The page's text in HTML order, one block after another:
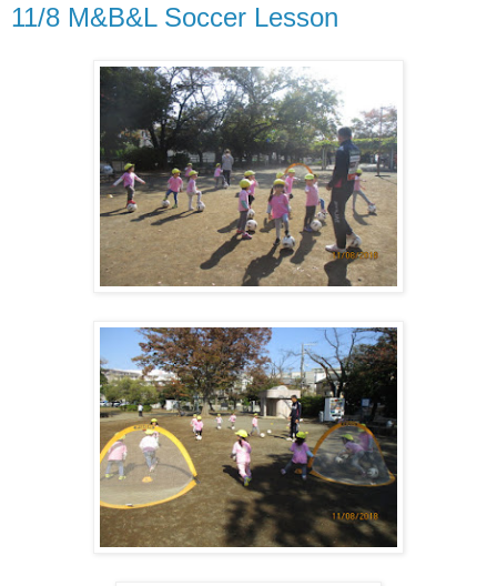
11/8 M&B&L Soccer Lesson